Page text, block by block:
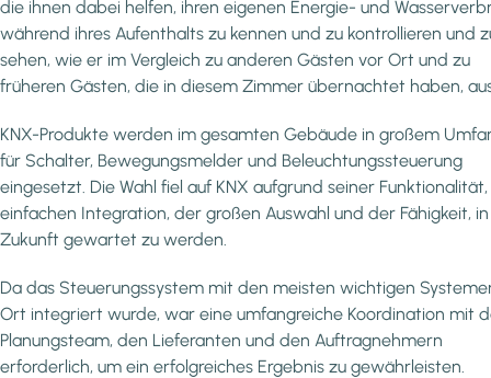
die ihnen dabei helfen, ihren eigenen Energie- und
während ihres Aufenthalts zu kennen und zu kontrollieren und
sehen, wie er im Vergleich zu anderen Gästen vor Ort und zu
früheren Gästen, die in diesem Zimmer übernachtet haben,
KNX-Produkte werden im gesamten Gebäude in großem
für Schalter, Bewegungsmelder und Beleuchtungssteuerung
eingesetzt. Die Wahl fiel auf KNX aufgrund seiner
einfachen Integration, der großen Auswahl und der Fähigkeit,
Zukunft gewartet zu werden.
Da das Steuerungssystem mit den meisten wichtigen
Ort integriert wurde, war eine umfangreiche Koordination mit
Planungsteam, den Lieferanten und den Auftragnehmern
erforderlich, um ein erfolgreiches Ergebnis zu gewährleisten.